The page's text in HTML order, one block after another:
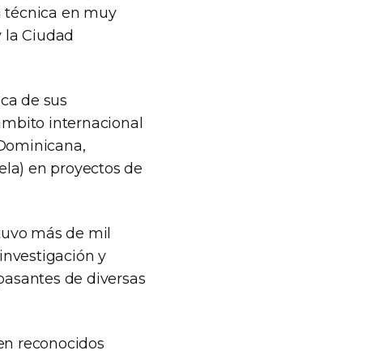
técnica en muy
Ciudad
de sus
internacional
en proyectos de
más de mil
y
de diversas
reconocidos